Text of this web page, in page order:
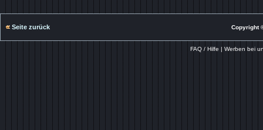
Seite zurück Copyright
FAQ / Hilfe |Werben bei